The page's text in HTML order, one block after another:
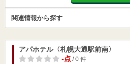
関連情報から探す
アパホテル〈札幌大通駅前南〉
-点/ 0 件